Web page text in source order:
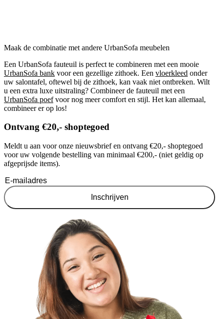
Maak de combinatie met andere UrbanSofa meubelen
Een UrbanSofa fauteuil is perfect te combineren met een mooie
UrbanSofa bank voor een gezellige zithoek. Een vloerkleed onder
uw salontafel, oftewel bij de zithoek, kan vaak niet ontbreken. Wilt
u een extra luxe uitstraling? Combineer de fauteuil met een
UrbanSofa poefvoor nog meer comfort en stijl. Het kan allemaal,
combineer er op los!
Ontvang €20,- shoptegoed
Meldt u aan voor onze nieuwsbrief en ontvang €20,- shoptegoed
voor uw volgende bestelling van minimaal €200,- (niet geldig op
afgeprijsde items).
Inschrijven